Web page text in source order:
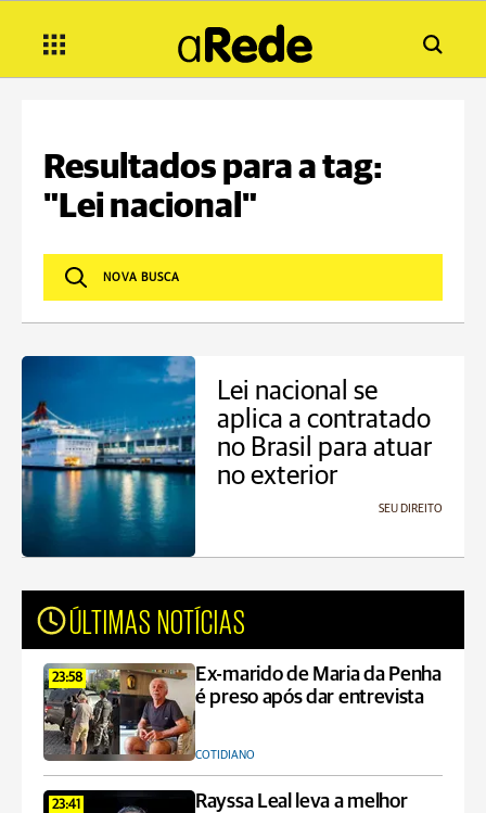
Resultados para a tag:
"Lei nacional"
Lei nacional se
aplica a contratado
no Brasil para atuar
no exterior
SEU DIREITO
ÚLTIMAS NOTÍCIAS
23:58
Ex-marido de Maria da Penha
é preso após dar entrevista
COTIDIANO
23:41
Rayssa Leal leva a melhor